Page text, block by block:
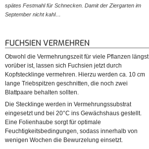
spätes Festmahl für Schnecken. Damit der Ziergarten im
September nicht kahl…
FUCHSIEN VERMEHREN
Obwohl die Vermehrungszeit für viele Pflanzen längst
vorüber ist, lassen sich Fuchsien jetzt durch
Kopfstecklinge vermehren. Hierzu werden ca. 10 cm
lange Triebspitzen geschnitten, die noch zwei
Blattpaare behalten sollten.
Die Stecklinge werden in Vermehrungssubstrat
eingesetzt und bei 20°C ins Gewächshaus gestellt.
Eine Folienhaube sorgt für optimale
Feuchtigkeitsbedingungen, sodass innerhalb von
wenigen Wochen die Bewurzelung einsetzt.